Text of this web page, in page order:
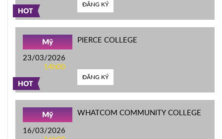
HOT
ĐĂNG KÝ
HOT
Mỹ
23/03/2026
14h00
PIERCE COLLEGE
ĐĂNG KÝ
Mỹ
16/03/2026
WHATCOM COMMUNITY COLLEGE